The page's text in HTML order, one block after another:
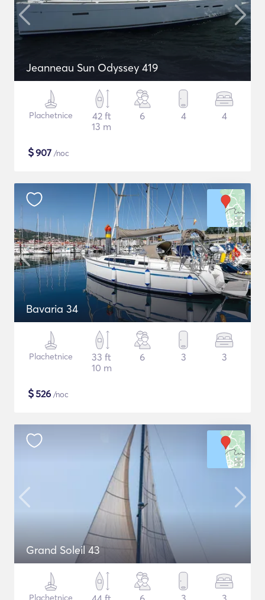
Jeanneau Sun Odyssey 419
Plachetnice
42 ft
13 m
6 4 4
$907 /noc
Bavaria 34
Plachetnice
33 ft
10 m
6 3 3
$526 /noc
Grand Soleil 43
Plachetnice